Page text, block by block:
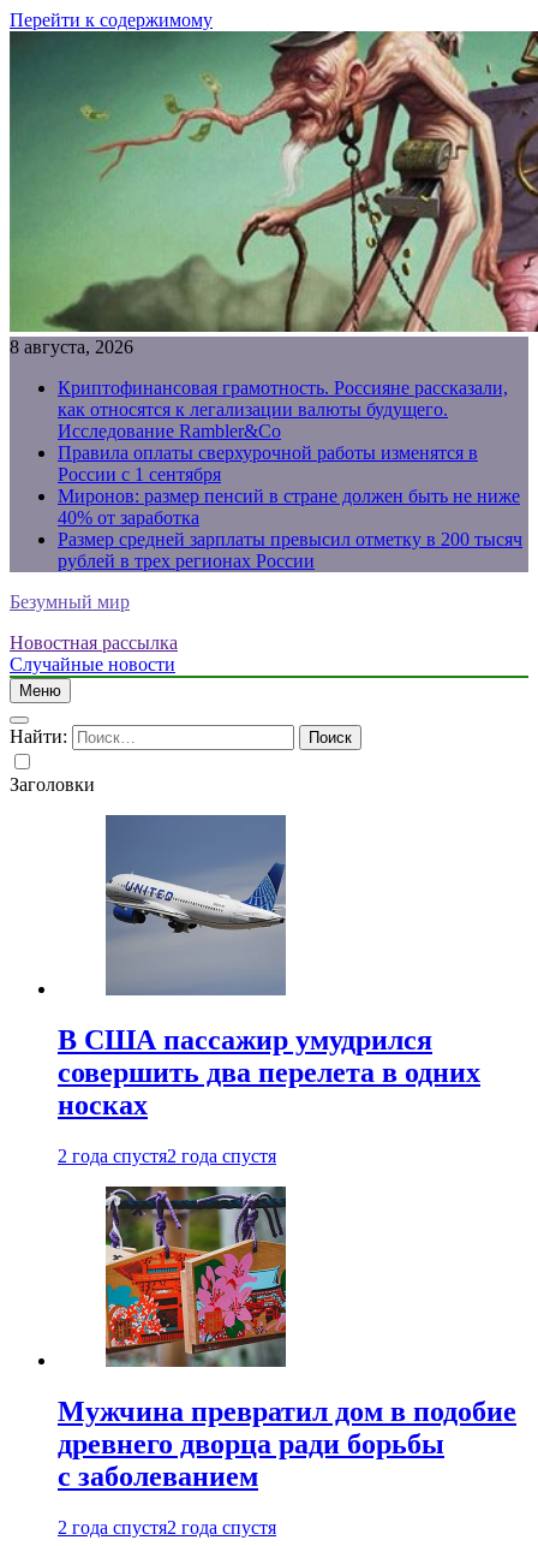
Перейти к содержимому
8 августа, 2026
Криптофинансовая грамотность. Россияне рассказали,
как относятся к легализации валюты будущего.
Исследование Rambler&Co
Правила оплаты сверхурочной работы изменятся в
России с 1 сентября
Миронов: размер пенсий в стране должен быть не ниже
40% от заработка
Размер средней зарплаты превысил отметку в 200 тысяч
рублей в трех регионах России
Безумный мир
Новостная рассылка
Случайные новости
Меню
Найти:
Заголовки
В США пассажир умудрился
совершить два перелета в одних
носках
2 года спустя2 года спустя
Мужчина превратил дом в подобие
древнего дворца ради борьбы
с заболеванием
2 года спустя2 года спустя